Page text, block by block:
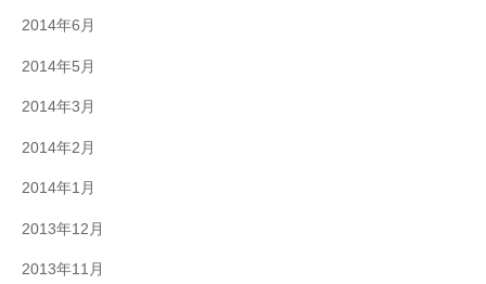
2014年6月
2014年5月
2014年3月
2014年2月
2014年1月
2013年12月
2013年11月